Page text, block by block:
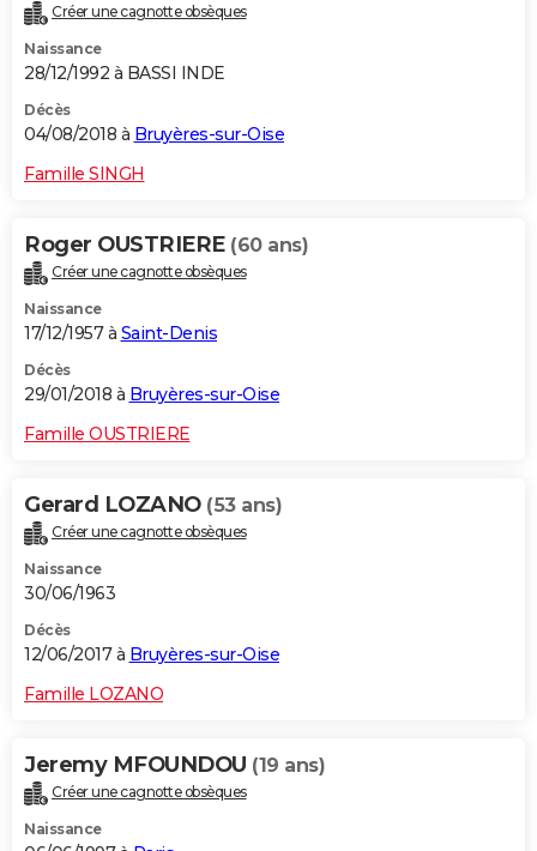
Créer une cagnotte obsèques
Naissance
28/12/1992 à BASSI INDE
Décès
04/08/2018 à Bruyères-sur-Oise
Famille SINGH
Roger OUSTRIERE (60 ans)
Créer une cagnotte obsèques
Naissance
17/12/1957 à Saint-Denis
Décès
29/01/2018 à Bruyères-sur-Oise
Famille OUSTRIERE
Gerard LOZANO (53 ans)
Créer une cagnotte obsèques
Naissance
30/06/1963
Décès
12/06/2017 à Bruyères-sur-Oise
Famille LOZANO
Jeremy MFOUNDOU (19 ans)
Créer une cagnotte obsèques
Naissance